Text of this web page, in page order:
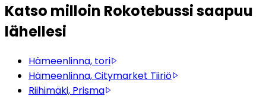
Katso milloin Rokotebussi saapuu
lähellesi
Hämeenlinna, tori
Hämeenlinna, Citymarket Tiiriö
Riihimäki, Prisma